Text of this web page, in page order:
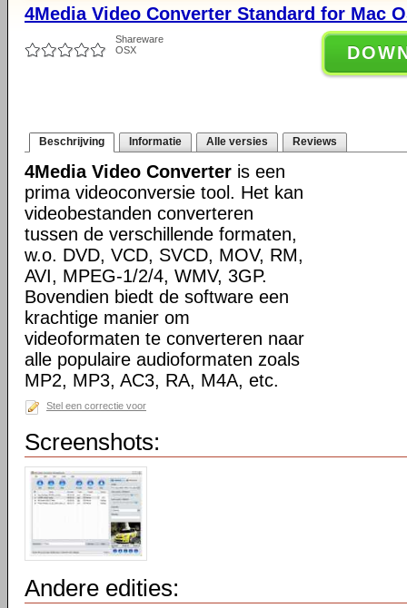
4Media Video Converter Standard for Mac
Shareware
OSX
Beschrijving Informatie Alle versies Reviews
4Media Video Converter is een
prima videoconversie tool. Het kan
videobestanden converteren
tussen de verschillende formaten,
w.o. DVD, VCD, SVCD, MOV, RM,
AVI, MPEG-1/2/4, WMV, 3GP.
Bovendien biedt de software een
krachtige manier om
videoformaten te converteren naar
alle populaire audioformaten zoals
MP2, MP3, AC3, RA, M4A, etc.
Stel een correctie voor
Screenshots:
Andere edities: